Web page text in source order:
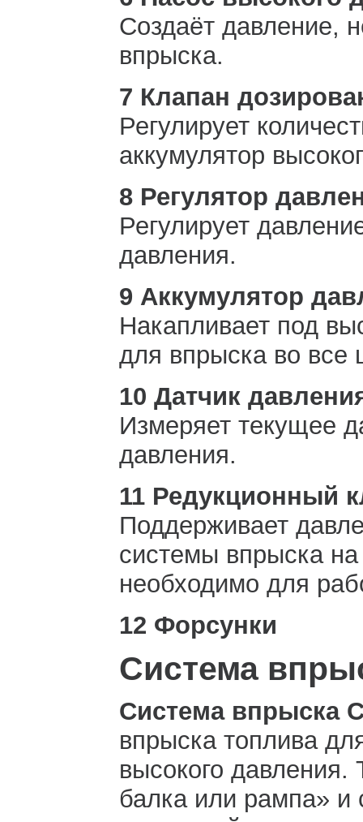
Создаёт давление,
впрыска.
7 Клапан
Регулирует
аккумулятор
8 Регулятор
Регулирует
давления.
9 Аккумулятор
Накапливает под
для впрыска во все
10 Датчик
Измеряет текущее
давления.
11 Редукционный
Поддерживает
системы впрыска
необходимо для
12 Форсунки
Система
Система впрыска
впрыска топлива
высокого
балка или рампа» и